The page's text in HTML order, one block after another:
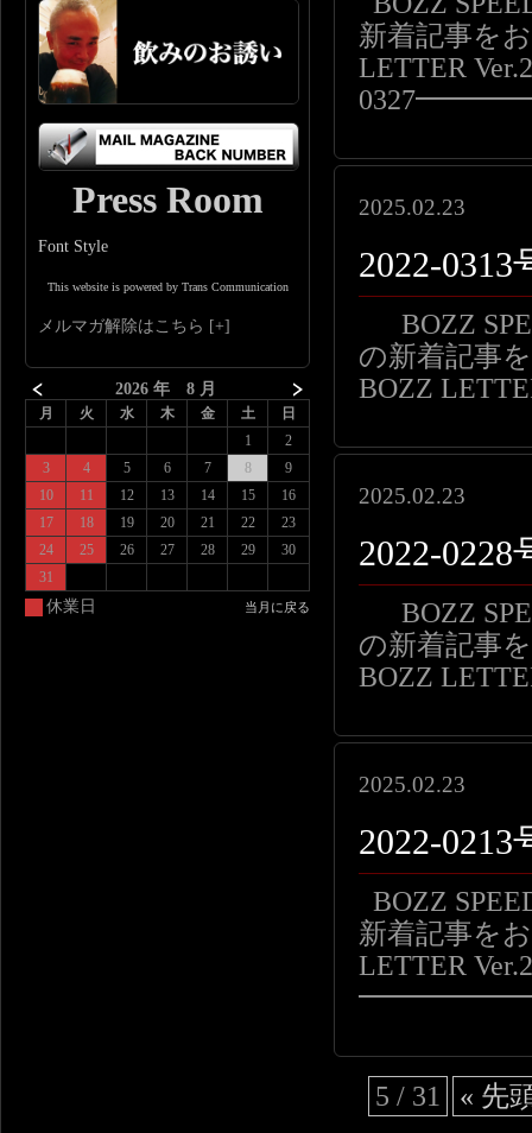
新着記事を
LETTER
2025.02.23
2022-
BOZZ
の新着記事
BOZZ
2025.02.23
2022-
BOZZ
の新着記事
BOZZ
2025.02.23
2022-
BOZZ
新着記事を
LETTER
5 / 31 « 先
Press Room
Font Style
This website is powered by Trans Communication
メルマガ解除はこちら
2026 年 8 月
月 火 水 木 金 土
日
1
2
3
4 5 6 7 8
9
10
11 12 13 14 15
16
17
18 19 20 21 22
23
24
25 26 27 28 29
30
31
休業日 当月に戻る